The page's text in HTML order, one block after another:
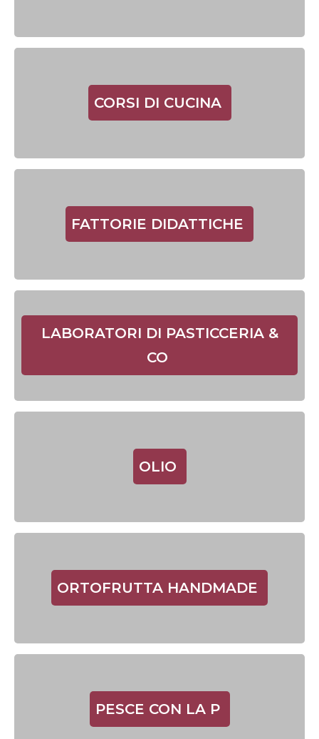
CORSI DI CUCINA
FATTORIE DIDATTICHE
LABORATORI DI PASTICCERIA &
CO
OLIO
ORTOFRUTTA HANDMADE
PESCE CON LA P